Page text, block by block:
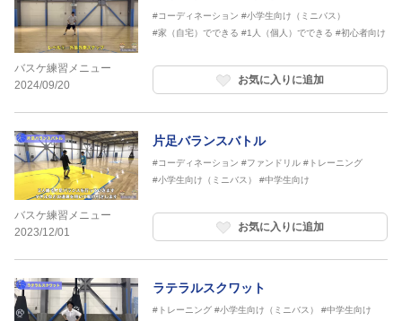
バスケ練習メニュー
2024/09/20
#コーディネーション #小学生向け（ミニバス）
#家（自宅）でできる #1人（個人）でできる #初心者向け
お気に入りに追加
バスケ練習メニュー
2023/12/01
片足バランスバトル
#コーディネーション #ファンドリル #トレーニング
#小学生向け（ミニバス）
#中学生向け
お気に入りに追加
ラテラルスクワット
#トレーニング #小学生向け（ミニバス）
#中学生向け